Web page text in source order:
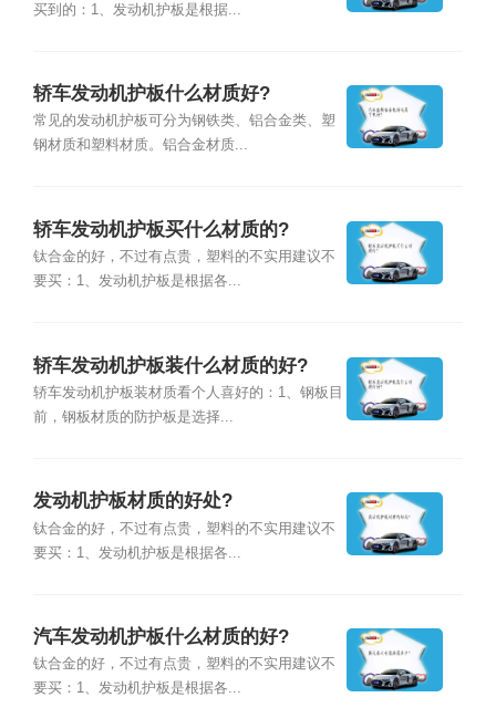
买到的：1、发动机护板是根据...
轿车发动机护板什么材质好?
常见的发动机护板可分为钢铁类、铝合金类、塑
钢材质和塑料材质。铝合金材质...
轿车发动机护板买什么材质的?
钛合金的好，不过有点贵，塑料的不实用建议不
要买：1、发动机护板是根据各...
轿车发动机护板装什么材质的好?
轿车发动机护板装材质看个人喜好的：1、钢板目
前，钢板材质的防护板是选择...
发动机护板材质的好处?
钛合金的好，不过有点贵，塑料的不实用建议不
要买：1、发动机护板是根据各...
汽车发动机护板什么材质的好?
钛合金的好，不过有点贵，塑料的不实用建议不
要买：1、发动机护板是根据各...